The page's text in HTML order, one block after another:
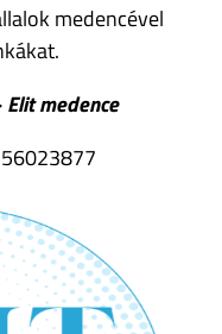
medencével
Elit medence